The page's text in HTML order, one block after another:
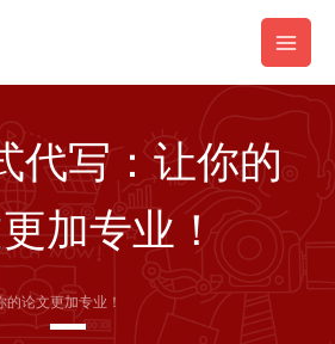
Main
代写：让你的
加专业！
论文更加专业！